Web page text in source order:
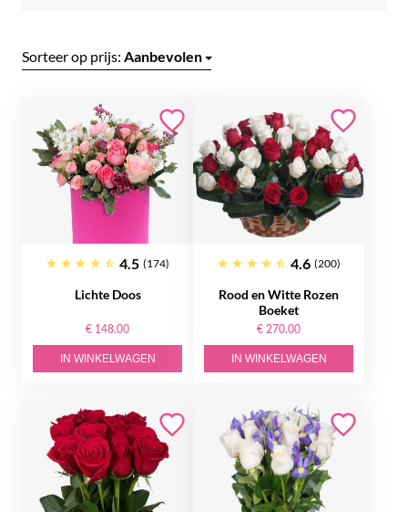
Sorteer op prijs: Aanbevolen
4.5 (174)
Lichte Doos
€ 148.00
IN WINKELWAGEN
4.6 (200)
Rood en Witte Rozen
Boeket
€ 270.00
IN WINKELWAGEN